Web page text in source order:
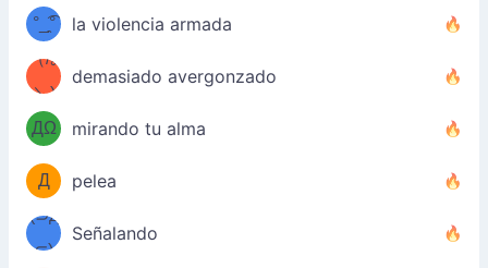
°_̯͡°
)=ε/̵͇̿̿/'̿
'̿ ̿
la violencia armada
（/｡
＼)
demasiado avergonzado
（Ω
ДΩ
）
mirando tu alma
（ง
Φ
Д
Φ）
ง
pelea
(⊃д
⊂)
Señalando
（ง
Φ